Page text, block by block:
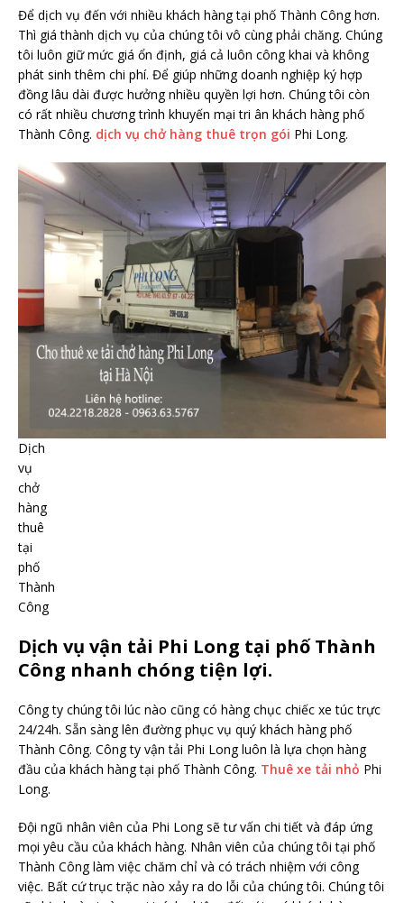
Để dịch vụ đến với nhiều khách hàng tại phố Thành Công hơn.
Thì giá thành dịch vụ của chúng tôi vô cùng phải chăng. Chúng
tôi luôn giữ mức giá ổn định, giá cả luôn công khai và không
phát sinh thêm chi phí. Để giúp những doanh nghiệp ký hợp
đồng lâu dài được hưởng nhiều quyền lợi hơn. Chúng tôi còn
có rất nhiều chương trình khuyến mại tri ân khách hàng phố
Thành Công. dịch vụ chở hàng thuê trọn gói Phi Long.
Dịch
vụ
chở
hàng
thuê
tại
phố
Thành
Công
Dịch vụ vận tải Phi Long tại phố Thành
Công nhanh chóng tiện lợi.
Công ty chúng tôi lúc nào cũng có hàng chục chiếc xe túc trực
24/24h. Sẵn sàng lên đường phục vụ quý khách hàng phố
Thành Công. Công ty vận tải Phi Long luôn là lựa chọn hàng
đầu của khách hàng tại phố Thành Công. Thuê xe tải nhỏ Phi
Long.
Đội ngũ nhân viên của Phi Long sẽ tư vấn chi tiết và đáp ứng
mọi yêu cầu của khách hàng. Nhân viên của chúng tôi tại phố
Thành Công làm việc chăm chỉ và có trách nhiệm với công
việc. Bất cứ trục trặc nào xảy ra do lỗi của chúng tôi. Chúng tôi